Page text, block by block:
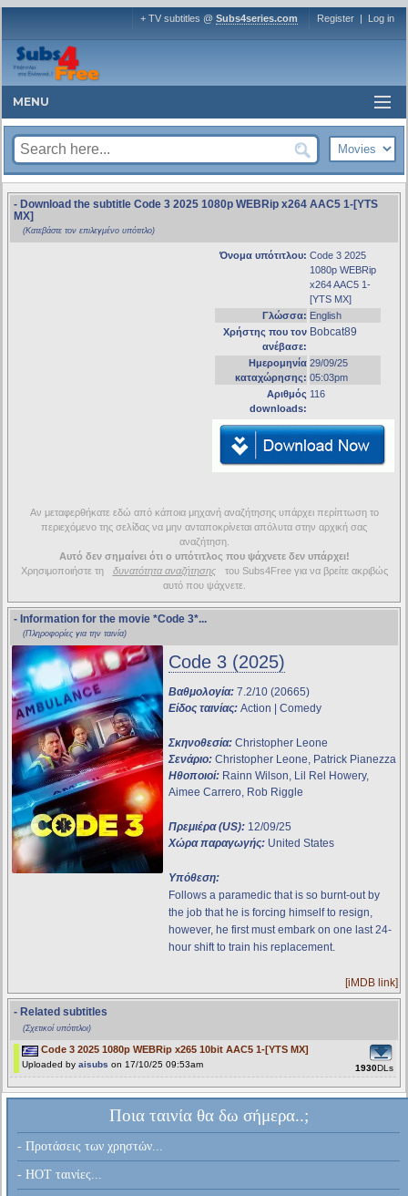
+ TV subtitles @ Subs4series.com Register | Log in
MENU
- Download the subtitle Code 3 2025 1080p WEBRip x264 AAC5 1-[YTS
MX]
(Κατεβάστε τον επιλεγμένο υπότιτλο)
Όνομα υπότιτλου: Code 3 2025
1080p WEBRip
x264 AAC5 1-
[YTS MX]
Γλώσσα: English
Χρήστης που τον
ανέβασε:
Bobcat89
Ημερομηνία
καταχώρησης:
29/09/25
05:03pm
Αριθμός
downloads:
116
Αν μεταφερθήκατε εδώ από κάποια μηχανή αναζήτησης υπάρχει περίπτωση το
περιεχόμενο της σελίδας να μην ανταποκρίνεται απόλυτα στην αρχική σας
αναζήτηση.
Αυτό δεν σημαίνει ότι ο υπότιτλος που ψάχνετε δεν υπάρχει!
Χρησιμοποιήστε τη
δυνατότητα αναζήτησης
του Subs4Free για να βρείτε ακριβώς
αυτό που ψάχνετε.
- Information for the movie *Code 3*...
(Πληροφορίες για την ταινία)
Code 3 (2025)
Βαθμολογία: 7.2/10 (20665)
Είδος ταινίας: Action | Comedy
Σκηνοθεσία: Christopher Leone
Σενάριο: Christopher Leone, Patrick Pianezza
Ηθοποιοί: Rainn Wilson, Lil Rel Howery,
Aimee Carrero, Rob Riggle
Πρεμιέρα (US): 12/09/25
Χώρα παραγωγής: United States
Υπόθεση:
Follows a paramedic that is so burnt-out by
the job that he is forcing himself to resign,
however, he first must embark on one last 24-
hour shift to train his replacement.
[iMDB link]
- Related subtitles
(Σχετικοί υπότιτλοι)
Code 3 2025 1080p WEBRip x265 10bit AAC5 1-[YTS MX]
Uploaded by aisubs on 17/10/25 09:53am 1930DLs
Ποια ταινία θα δω σήμερα..;
- Προτάσεις των χρηστών...
- HOT ταινίες...